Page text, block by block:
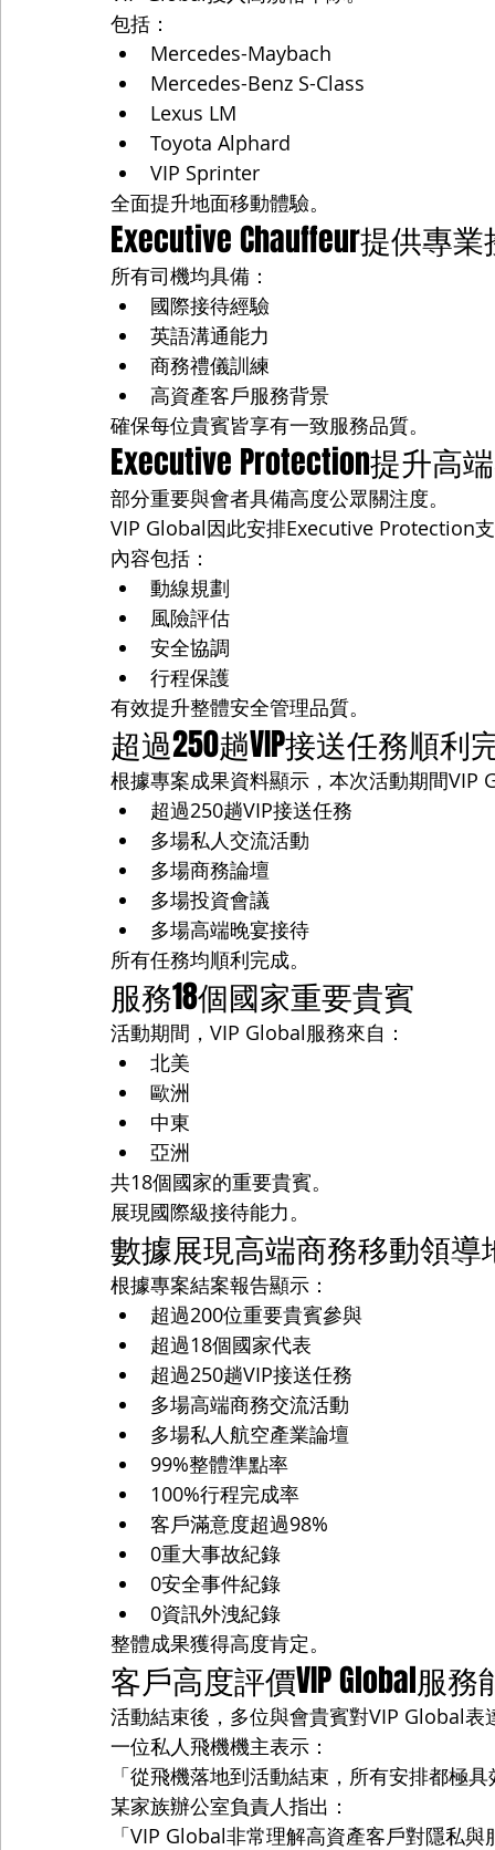
包括：
Mercedes-Maybach
Mercedes-Benz S-Class
Lexus LM
Toyota Alphard
VIP Sprinter
全面提升地面移動體驗。
Executive Chauffeur提供專
所有司機均具備：
國際接待經驗
英語溝通能力
商務禮儀訓練
高資產客戶服務背景
確保每位貴賓皆享有一致服務品質。
Executive Protection提升高
部分重要與會者具備高度公眾關注度。
VIP Global因此安排Executive Protection
內容包括：
動線規劃
風險評估
安全協調
行程保護
有效提升整體安全管理品質。
超過250趟VIP接送任務順利
根據專案成果資料顯示，本次活動期間VIP
超過250趟VIP接送任務
多場私人交流活動
多場商務論壇
多場投資會議
多場高端晚宴接待
所有任務均順利完成。
服務18個國家重要貴賓
活動期間，VIP Global服務來自：
北美
歐洲
中東
亞洲
共18個國家的重要貴賓。
展現國際級接待能力。
數據展現高端商務移動領導
根據專案結案報告顯示：
超過200位重要貴賓參與
超過18個國家代表
超過250趟VIP接送任務
多場高端商務交流活動
多場私人航空產業論壇
99%整體準點率
100%行程完成率
客戶滿意度超過98%
0重大事故紀錄
0安全事件紀錄
0資訊外洩紀錄
整體成果獲得高度肯定。
客戶高度評價VIP Global服務
活動結束後，多位與會貴賓對VIP Global表
一位私人飛機機主表示：
「從飛機落地到活動結束，所有安排都極
某家族辦公室負責人指出：
「VIP Global非常理解高資產客戶對隱私